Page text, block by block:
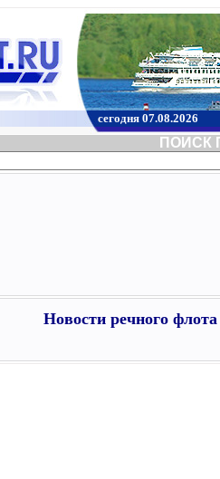
сегодня 07.08.2026
ПОИСК
Новости речного